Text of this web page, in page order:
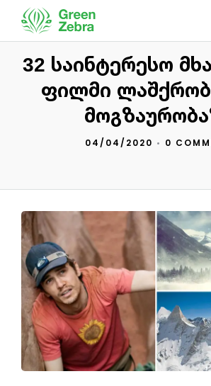
32 საინტერესო
ფილმი
04/04/2020 • 0